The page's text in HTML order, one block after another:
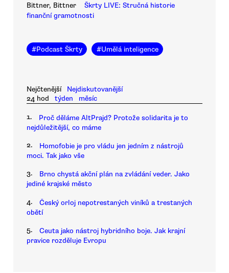
Bittner, Bittner
Škrty LIVE: Stručná historie
finanční gramotnosti
#Podcast Škrty #Umělá inteligence
Nejčtenější
Nejdiskutovanější
24 hod
týden měsíc
1.
Proč děláme AltPrajd? Protože solidarita je to
nejdůležitější, co máme
2.
Homofobie je pro vládu jen jedním z nástrojů
moci. Tak jako vše
3.
Brno chystá akční plán na zvládání veder. Jako
jediné krajské město
4.
Český orloj nepotrestaných viníků a trestaných
obětí
5.
Ceuta jako nástroj hybridního boje. Jak krajní
pravice rozděluje Evropu